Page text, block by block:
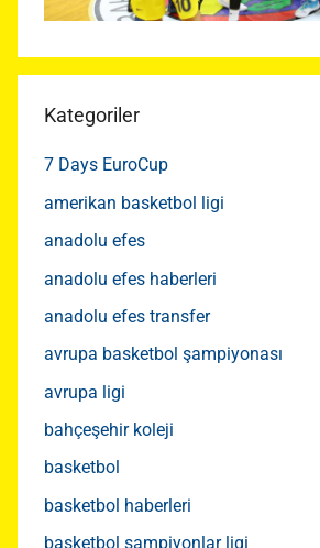
Kategoriler
7 Days EuroCup
amerikan basketbol ligi
anadolu efes
anadolu efes haberleri
anadolu efes transfer
avrupa basketbol şampiyonası
avrupa ligi
bahçeşehir koleji
basketbol
basketbol haberleri
basketbol şampiyonlar ligi